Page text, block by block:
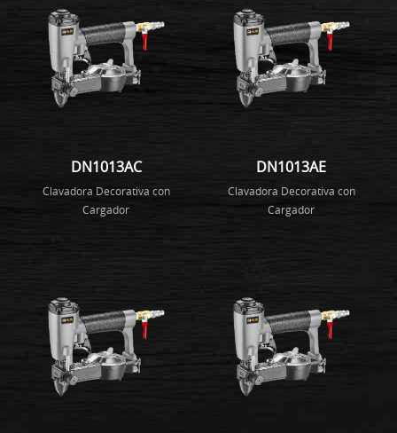
DN1013AC
Clavadora Decorativa con
Cargador
DN1013AE
Clavadora Decorativa con
Cargador